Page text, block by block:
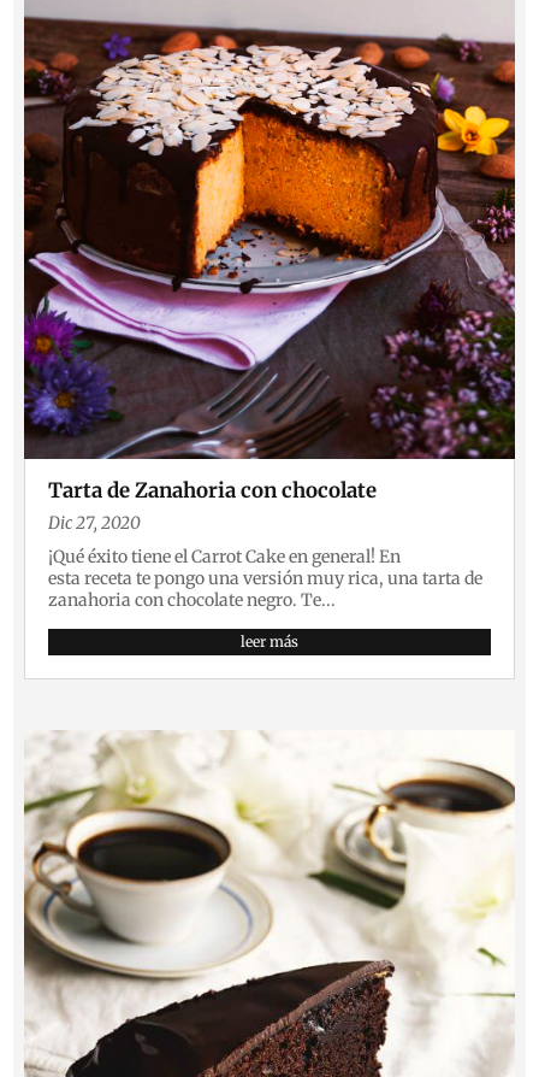
Tarta de Zanahoria con chocolate
Dic 27, 2020
¡Qué éxito tiene el Carrot Cake en general! En
esta receta te pongo una versión muy rica, una tarta de
zanahoria con chocolate negro. Te...
leer más